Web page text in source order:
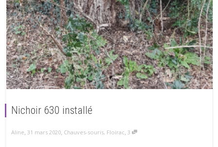
Nichoir 630 installé
Aline 31 mars 2020 Chauves-souris, Floirac 3